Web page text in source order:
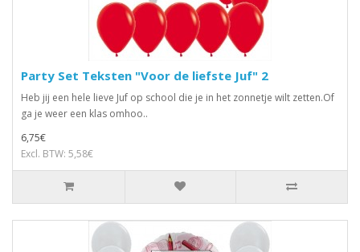
Party Set Teksten "Voor de liefste Juf" 2
Heb jij een hele lieve Juf op school die je in het zonnetje wilt zetten.Of
ga je weer een klas omhoo..
6,75€
Excl. BTW: 5,58€